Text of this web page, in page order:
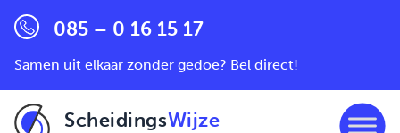
085 – 0 16 15 17
Samen uit elkaar zonder gedoe? Bel direct!
ScheidingsWijze